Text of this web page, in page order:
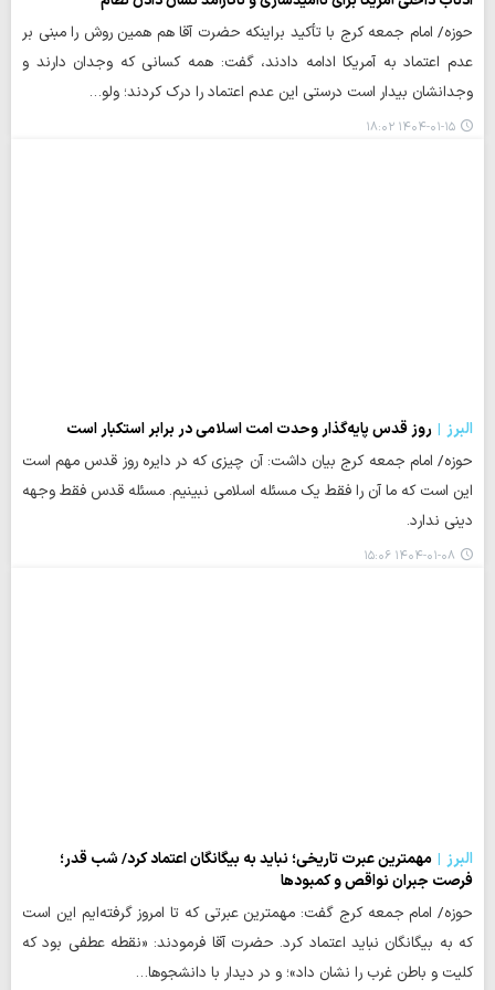
حوزه/ امام جمعه کرج با تأکید براینکه حضرت آقا هم همین روش را مبنی بر
عدم اعتماد به آمریکا ادامه دادند، گفت: همه کسانی که وجدان دارند و
وجدانشان بیدار است درستی این عدم اعتماد را درک کردند؛ ولو…
۱۴۰۴-۰۱-۱۵ ۱۸:۰۲
البرز
روز قدس پایه‌گذار وحدت امت اسلامی در برابر استکبار است
حوزه/ امام جمعه کرج بیان داشت: آن چیزی که در دایره روز قدس مهم است
این است که ما آن را فقط یک مسئله اسلامی نبینیم. مسئله قدس فقط وجهه
دینی ندارد.
۱۴۰۴-۰۱-۰۸ ۱۵:۰۶
البرز
مهمترین عبرت تاریخی؛ نباید به بیگانگان اعتماد کرد/ شب قدر؛
فرصت جبران نواقص و کمبودها
حوزه/ امام جمعه کرج گفت: مهمترین عبرتی که تا امروز گرفته‌ایم این است
که به بیگانگان نباید اعتماد کرد. حضرت آقا فرمودند: «نقطه عطفی بود که
کلیت و باطن غرب را نشان داد»؛ و در دیدار با دانشجوها…